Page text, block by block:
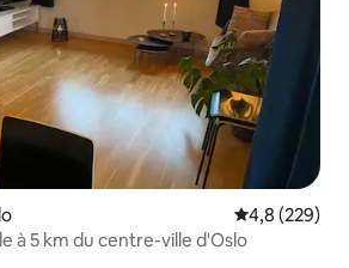
Évaluation
4,8 (229)
à 5 km du centre-ville d'Oslo